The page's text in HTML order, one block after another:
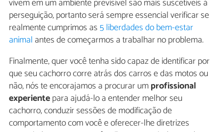
perseguição, portanto será sempre essencial verificar se
realmente cumprimos as5 liberdades do bem-estar
animal antes de começarmos a trabalhar no problema.
Finalmente, quer você tenha sido capaz de identificar por
que seu cachorro corre atrás dos carros e das motos ou
não, nós te encorajamos a procurar umprofissional
experientepara ajudá-lo a entender melhor seu
cachorro, conduzir sessões de modificação de
comportamento com você e oferecer-lhe diretrizes